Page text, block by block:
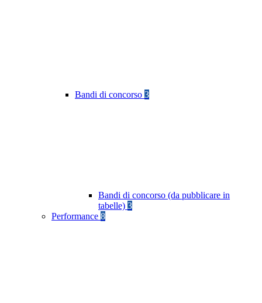
Bandi di concorso 3
Bandi di concorso (da pubblicare in
tabelle) 3
Performance 8